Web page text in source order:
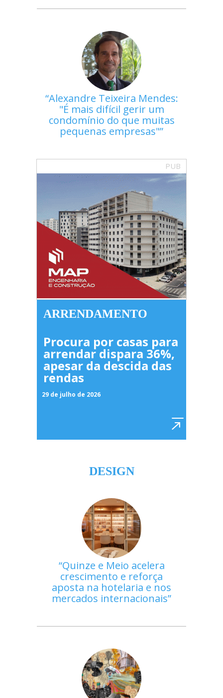
Alexandre Teixeira Mendes:
"É mais difícil gerir um
condomínio do que muitas
pequenas empresas"
PUB
ARRENDAMENTO
Procura por casas para
arrendar dispara 36%,
apesar da descida das
rendas
29 de julho de 2026
DESIGN
Quinze e Meio acelera
crescimento e reforça
aposta na hotelaria e nos
mercados internacionais